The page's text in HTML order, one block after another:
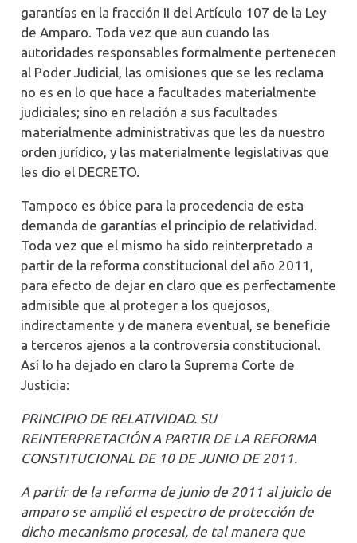
garantías en la fracción II del Artículo 107 de la Ley
de Amparo. Toda vez que aun cuando las
autoridades responsables formalmente pertenecen
al Poder Judicial, las omisiones que se les reclama
no es en lo que hace a facultades materialmente
judiciales; sino en relación a sus facultades
materialmente administrativas que les da nuestro
orden jurídico, y las materialmente legislativas que
les dio el DECRETO.
Tampoco es óbice para la procedencia de esta
demanda de garantías el principio de relatividad.
Toda vez que el mismo ha sido reinterpretado a
partir de la reforma constitucional del año 2011,
para efecto de dejar en claro que es perfectamente
admisible que al proteger a los quejosos,
indirectamente y de manera eventual, se beneficie
a terceros ajenos a la controversia constitucional.
Así lo ha dejado en claro la Suprema Corte de
Justicia:
PRINCIPIO DE RELATIVIDAD. SU
REINTERPRETACIÓN A PARTIR DE LA REFORMA
CONSTITUCIONAL DE 10 DE JUNIO DE 2011.
A partir de la reforma de junio de 2011 al juicio de
amparo se amplió el espectro de protección de
dicho mecanismo procesal, de tal manera que